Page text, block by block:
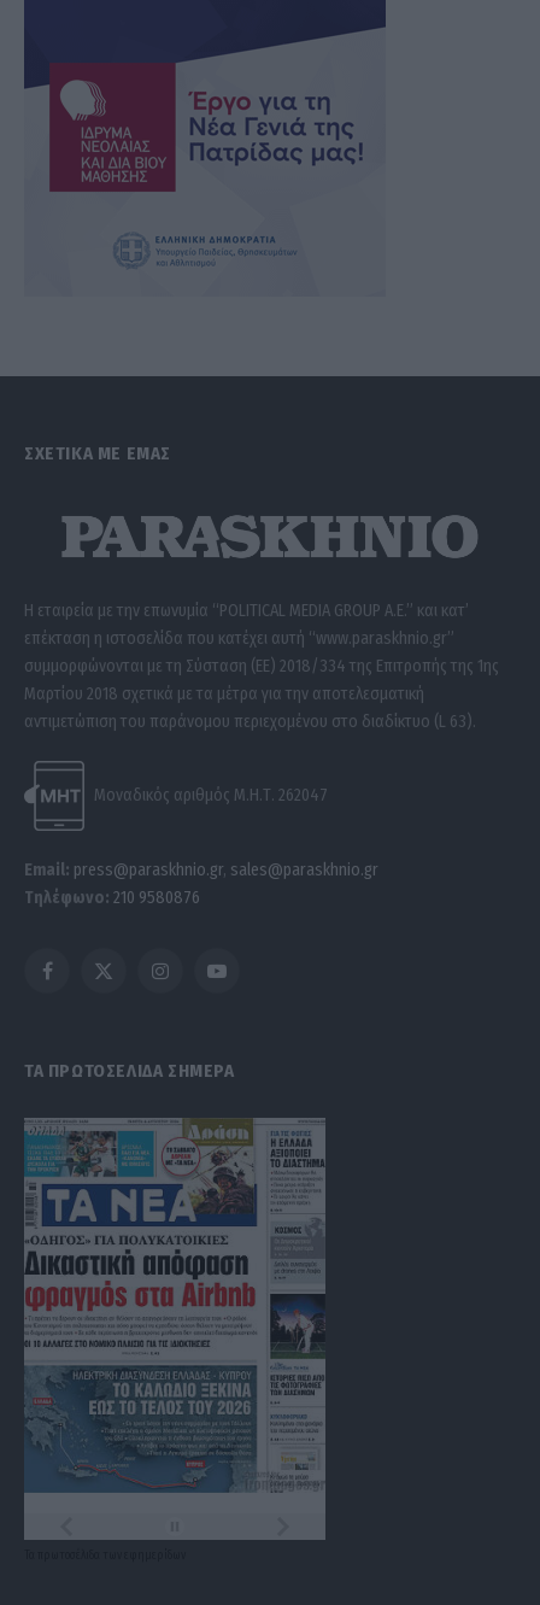
ΣΧΕΤΙΚΑ ΜΕ ΕΜΑΣ
Η εταιρεία με την επωνυμία “POLITICAL MEDIA GROUP A.E.” και κατ’
επέκταση η ιστοσελίδα που κατέχει αυτή “www.paraskhnio.gr”
συμμορφώνονται με τη Σύσταση (ΕΕ) 2018/334 της Επιτροπής της 1ης
Μαρτίου 2018 σχετικά με τα μέτρα για την αποτελεσματική
αντιμετώπιση του παράνομου περιεχομένου στο διαδίκτυο (L 63).
Μοναδικός αριθμός Μ.Η.Τ. 262047
Email: press@paraskhnio.gr, sales@paraskhnio.gr
Τηλέφωνο: 210 9580876
Facebook
X
InstagramYouTube
ΤΑ ΠΡΩΤΟΣΕΛΙΔΑ ΣΗΜΕΡΑ